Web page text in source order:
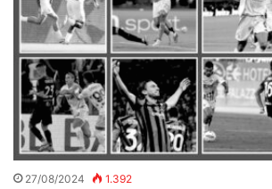
27/08/2024 1.392